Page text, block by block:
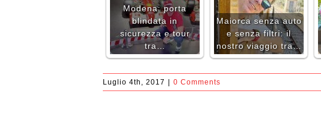
Modena: porta
blindata in
sicurezza e tour
tra…
Maiorca senza auto
e senza filtri: il
nostro viaggio tra…
Luglio 4th, 2017 0 Comments